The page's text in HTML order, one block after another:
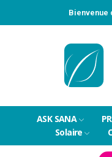
Bienvenue
ASK SANA
Solaire